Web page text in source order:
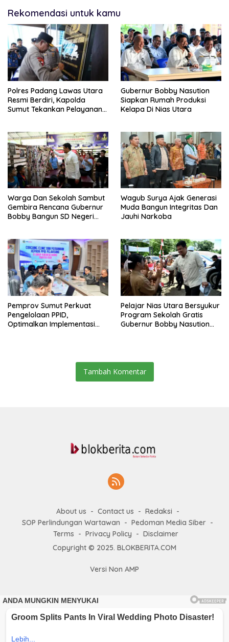
Rekomendasi untuk kamu
Polres Padang Lawas Utara
Resmi Berdiri, Kapolda
Sumut Tekankan Pelayanan
Gubernur Bobby Nasution
Siapkan Rumah Produksi
Kelapa Di Nias Utara
Warga Dan Sekolah Sambut
Gembira Rencana Gubernur
Bobby Bangun SD Negeri
Wagub Surya Ajak Generasi
Muda Bangun Integritas Dan
Jauhi Narkoba
Pemprov Sumut Perkuat
Pengelolaan PPID,
Optimalkan Implementasi
Pelajar Nias Utara Bersyukur
Program Sekolah Gratis
Gubernur Bobby Nasution
Tambah Komentar
About us Contact us
Redaksi
SOP Perlindungan Wartawan
Pedoman Media Siber
Terms
Privacy Policy
Disclaimer
Copyright © 2025. BLOKBERITA.COM
Versi Non AMP